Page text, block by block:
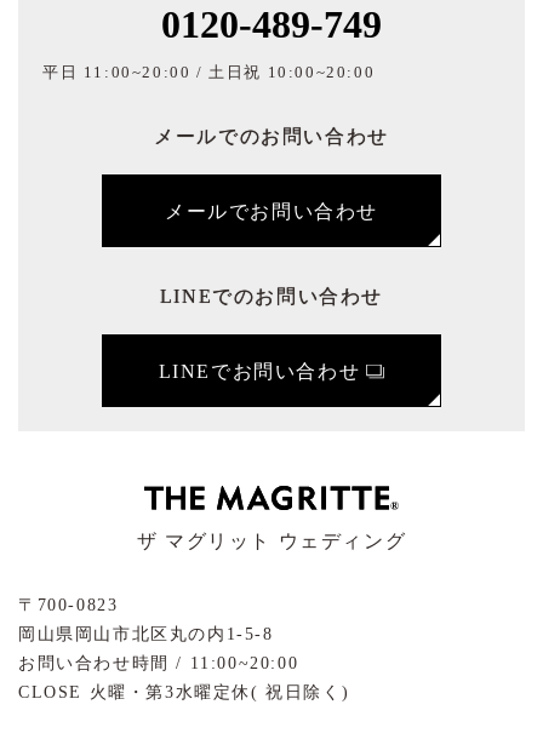
0120-489-749
平日 11:00~20:00 / 土日祝 10:00~20:00
メールでのお問い合わせ
メールでお問い合わせ
LINEでのお問い合わせ
LINEでお問い合わせ
ザ マグリット ウェディング
〒700-0823
岡山県岡山市北区丸の内1-5-8
お問い合わせ時間 / 11:00~20:00
CLOSE 火曜・第3水曜定休( 祝日除く)